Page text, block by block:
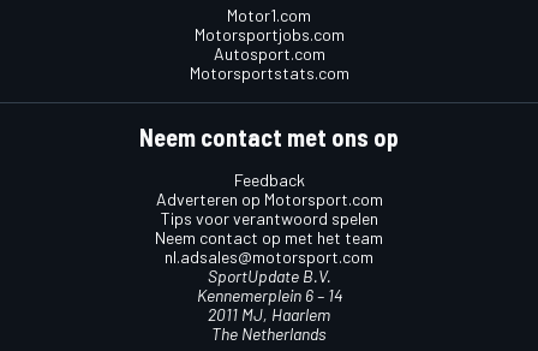
Motor1.com
Motorsportjobs.com
Autosport.com
Motorsportstats.com
Neem contact met ons op
Feedback
Adverteren op Motorsport.com
Tips voor verantwoord spelen
Neem contact op met het team
nl.adsales@motorsport.com
SportUpdate B.V.
Kennemerplein 6 – 14
2011 MJ, Haarlem
The Netherlands